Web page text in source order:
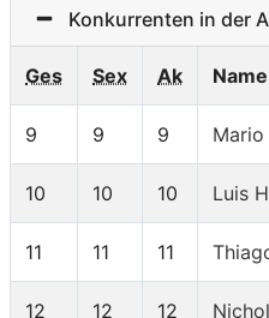
Konkurrenten in der
Ges Sex Ak Name
9 9 9 Mario
10 10 10 Luis
11 11 11
12 12 12